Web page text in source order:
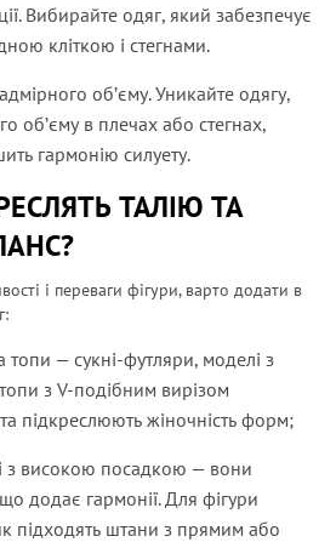
Вибирайте одяг, який забезпечує
кліткою і стегнами.
об’єму. Уникайте одягу,
об’єму в плечах або стегнах,
гармонію силуету.
ТАЛІЮ ТА
і переваги фігури, варто додати в
топи — сукні-футляри, моделі з
з V-подібним вирізом
підкреслюють жіночність форм;
з високою посадкою — вони
додає гармонії. Для фігури
підходять штани з прямим або